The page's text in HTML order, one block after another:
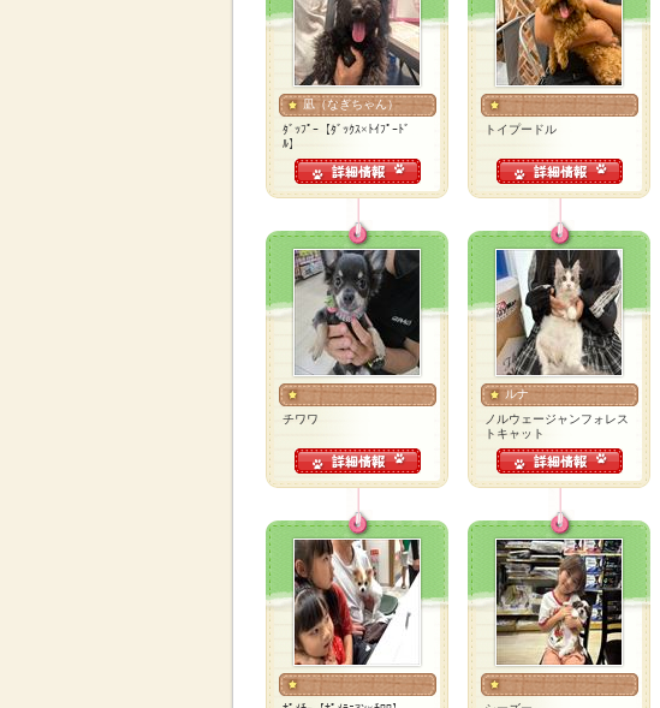
凪（なぎちゃん）
ﾀﾞｯﾌﾟｰ【ﾀﾞｯｸｽ×ﾄｲﾌﾟｰﾄﾞ
ﾙ】
トイプードル
チワワ
ルナ
ノルウェージャンフォレス
トキャット